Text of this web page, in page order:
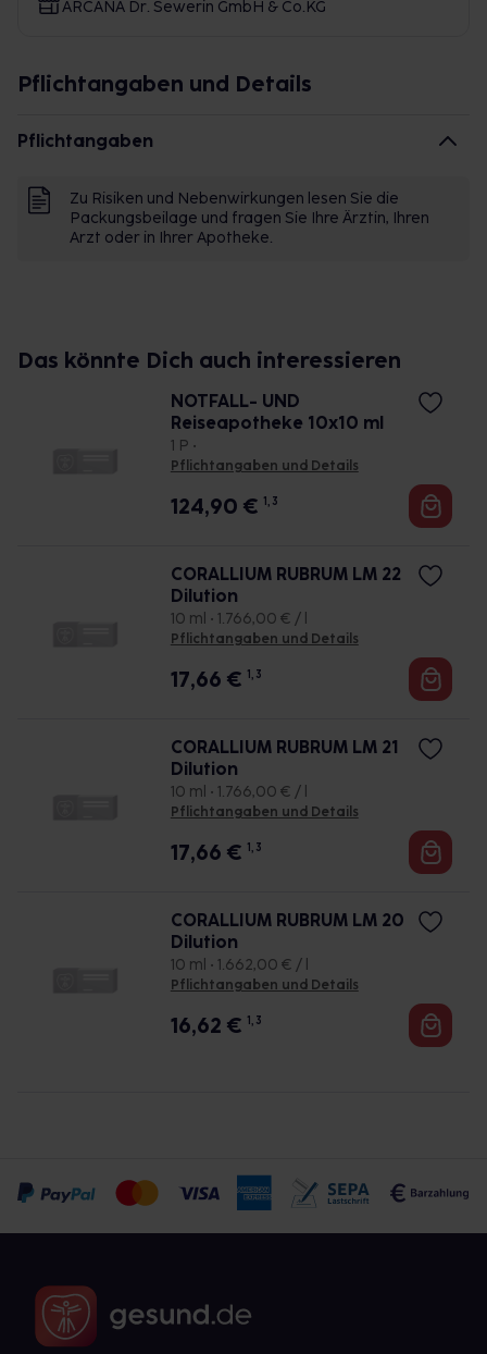
ARCANA Dr. Sewerin GmbH & Co.KG
Pflichtangaben und Details
Pflichtangaben
Zu Risiken und Nebenwirkungen lesen Sie die
Packungsbeilage und fragen Sie Ihre Ärztin, Ihren
Arzt oder in Ihrer Apotheke.
Das könnte Dich auch interessieren
NOTFALL- UND
Reiseapotheke 10x10 ml
1 P •
Pflichtangaben und Details
124,90 € 1, 3
CORALLIUM RUBRUM LM 22
Dilution
10 ml • 1.766,00 € / l
Pflichtangaben und Details
17,66 € 1, 3
CORALLIUM RUBRUM LM 21
Dilution
10 ml • 1.766,00 € / l
Pflichtangaben und Details
17,66 € 1, 3
CORALLIUM RUBRUM LM 20
Dilution
10 ml • 1.662,00 € / l
Pflichtangaben und Details
16,62 € 1, 3